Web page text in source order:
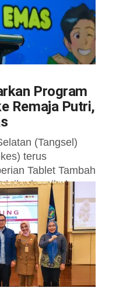
Program
Remaja Putri,
(Tangsel)
terus
Tablet Tambah
ibu hamil, dan